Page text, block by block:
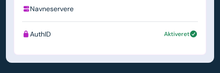
Navneservere
AuthID Aktiveret